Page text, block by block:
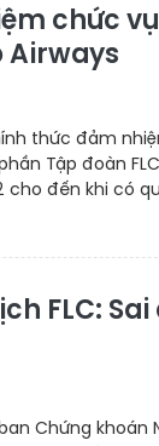
chức
Airways
thức đảm
Tập đoàn
cho đến khi có
FLC:
Chứng khoán